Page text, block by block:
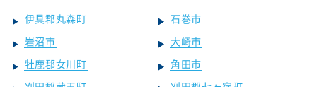
伊具郡丸森町
石巻市
岩沼市
大崎市
牡鹿郡女川町
角田市